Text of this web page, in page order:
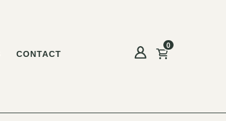
CONTACT
0